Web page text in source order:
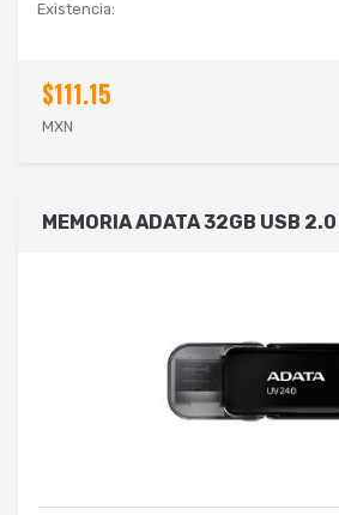
Existencia:
$111.15
MXN